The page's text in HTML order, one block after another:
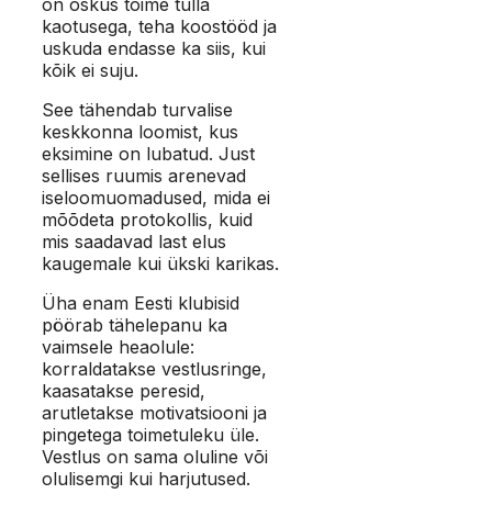
kaotusega, teha koostööd ja
uskuda endasse ka siis, kui
kõik ei suju.
See tähendab turvalise
keskkonna loomist, kus
eksimine on lubatud. Just
sellises ruumis arenevad
iseloomuomadused, mida ei
mõõdeta protokollis, kuid
mis saadavad last elus
kaugemale kui ükski karikas.
Üha enam Eesti klubisid
pöörab tähelepanu ka
vaimsele heaolule:
korraldatakse vestlusringe,
kaasatakse peresid,
arutletakse motivatsiooni ja
pingetega toimetuleku üle.
Vestlus on sama oluline või
olulisemgi kui harjutused.